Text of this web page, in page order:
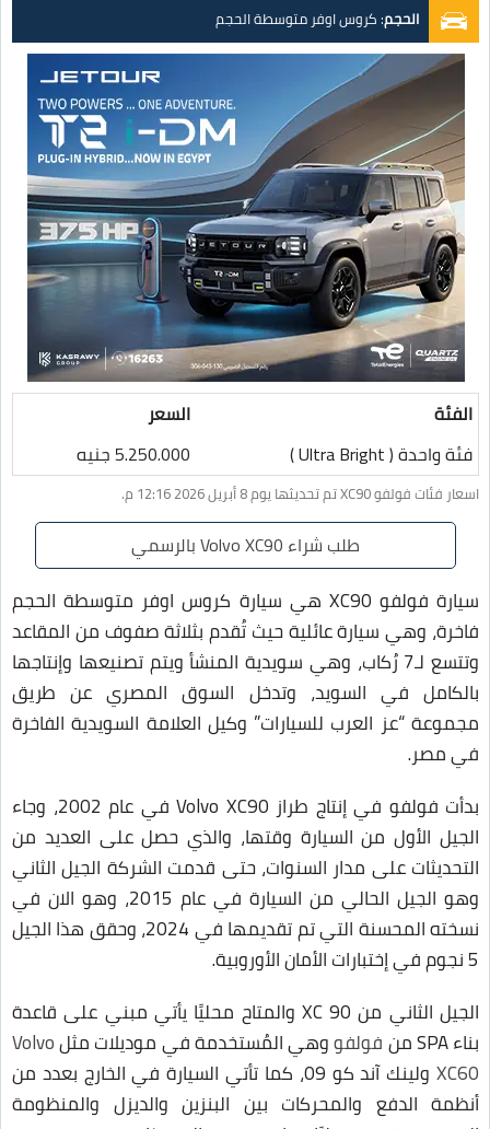
الحجم:كروس اوفر متوسطة الحجم
الفئة
السعر
فئة واحدة ( Ultra Bright )
5.250.000 جنيه
اسعار فئات فولفو XC90 تم تحديثها يوم 8 أبريل 2026 12:16 م.
طلب شراء Volvo XC90 بالرسمي
سيارة فولفو XC90 هي سيارة كروس اوفر متوسطة الحجم
فاخرة، وهي سيارة عائلية حيث تُقدم بثلاثة صفوف من المقاعد
وتتسع لـ7 رُكاب، وهي سويدية المنشأ ويتم تصنيعها وإنتاجها
بالكامل في السويد، وتدخل السوق المصري عن طريق
مجموعة “عز العرب للسيارات” وكيل العلامة السويدية الفاخرة
في مصر.
بدأت فولفو في إنتاج طراز Volvo XC90 في عام 2002، وجاء
الجيل الأول من السيارة وقتها، والذي حصل على العديد من
التحديثات على مدار السنوات، حتى قدمت الشركة الجيل الثاني
وهو الجيل الحالي من السيارة في عام 2015، وهو الان في
نسخته المحسنة التي تم تقديمها في 2024، وحقق هذا الجيل
5 نجوم في إختبارات الأمان الأوروبية.
الجيل الثاني من XC 90 والمتاح محليًا يأتي مبني على قاعدة
بناء SPA من
فولفووهي المُستخدمة في موديلات مثلVolvo
XC60
ولينك آند كو 09، كما تأتي السيارة في الخارج بعدد من
أنظمة الدفع والمحركات بين البنزين والديزل والمنظومة